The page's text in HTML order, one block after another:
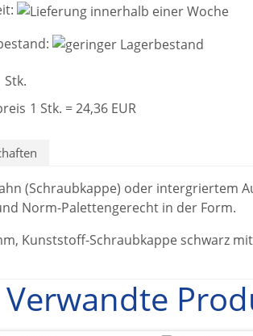
Stk.
1 Stk. = 24,36 EUR
(Schraubkappe) oder intergriertem
Norm-Palettengerecht in der Form.
Kunststoff-Schraubkappe schwarz
Verwandte